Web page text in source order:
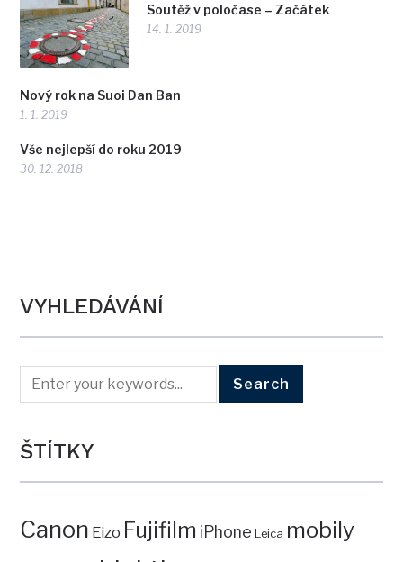
Soutěž v poločase – Začátek
14. 1. 2019
Nový rok na Suoi Dan Ban
1. 1. 2019
Vše nejlepší do roku 2019
30. 12. 2018
VYHLEDÁVÁNÍ
ŠTÍTKY
Canon Eizo Fujifilm iPhone Leica mobily